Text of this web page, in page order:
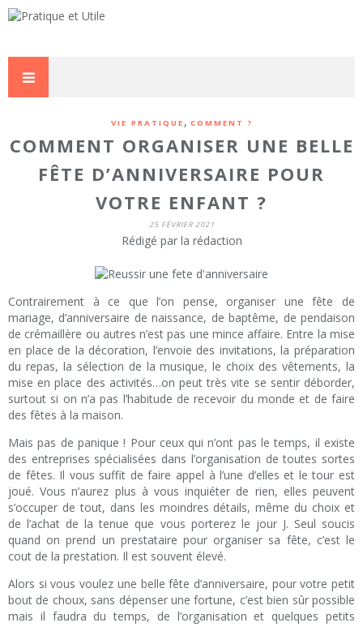
VIE PRATIQUE , COMMENT ?
COMMENT ORGANISER UNE BELLE
FÊTE D’ANNIVERSAIRE POUR
VOTRE ENFANT ?
25 FÉVRIER 2021
Rédigé par la rédaction
Contrairement à ce que l’on pense, organiser une fête de
mariage, d’anniversaire de naissance, de baptême, de pendaison
de crémaillère ou autres n’est pas une mince affaire. Entre la mise
en place de la décoration, l’envoie des invitations, la préparation
du repas, la sélection de la musique, le choix des vêtements, la
mise en place des activités…on peut très vite se sentir déborder,
surtout si on n’a pas l’habitude de recevoir du monde et de faire
des fêtes à la maison.
Mais pas de panique ! Pour ceux qui n’ont pas le temps, il existe
des entreprises spécialisées dans l’organisation de toutes sortes
de fêtes. Il vous suffit de faire appel à l’une d’elles et le tour est
joué. Vous n’aurez plus à vous inquiéter de rien, elles peuvent
s’occuper de tout, dans les moindres détails, même du choix et
de l’achat de la tenue que vous porterez le jour J. Seul soucis
quand on prend un prestataire pour organiser sa fête, c’est le
cout de la prestation. Il est souvent élevé.
Alors si vous voulez une belle fête d’anniversaire, pour votre petit
bout de choux, sans dépenser une fortune, c’est bien sûr possible
mais il faudra du temps, de l’organisation et quelques petits